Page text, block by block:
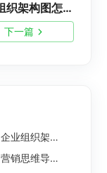
下一篇
企业组织架构图怎么画？组织结构图分享
企业组织架构图怎么画？组织结构图分享
营销思维导图案例整理：市场营销概念